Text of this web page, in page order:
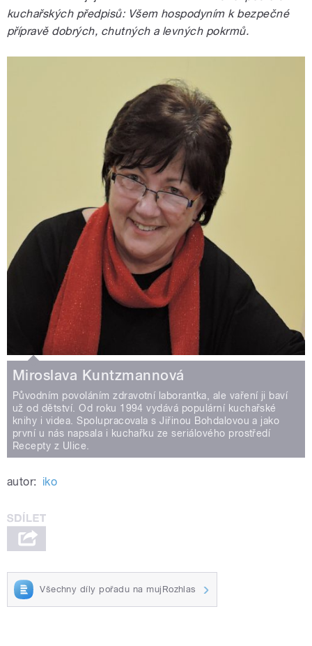
kuchařských předpisů: Všem hospodyním k bezpečné
přípravě dobrých, chutných a levných pokrmů.
Miroslava Kuntzmannová
Původním povoláním zdravotní laborantka, ale vaření ji baví
už od dětství. Od roku 1994 vydává populární kuchařské
knihy i videa. Spolupracovala s Jiřinou Bohdalovou a jako
první u nás napsala i kuchařku ze seriálového prostředí
Recepty z Ulice.
autor: iko
Všechny díly pořadu na mujRozhlas